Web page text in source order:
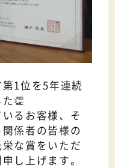
1位を5年連続
👏
るお客様、そ
係者の皆様の
な賞をいただ
し上げます。